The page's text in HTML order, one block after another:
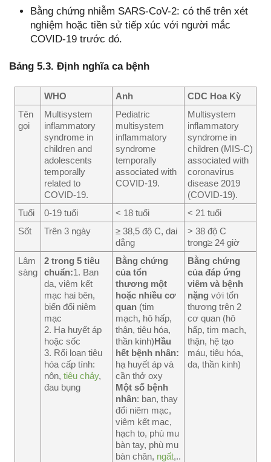
Bằng chứng nhiễm SARS-CoV-2: có thể trên xét
nghiệm hoặc tiền sử tiếp xúc với người mắc
COVID-19 trước đó.
Bảng 5.3. Định nghĩa ca bệnh
WHO Anh
CDC Hoa Kỳ
Tên
gọi
Multisystem
inflammatory
syndrome in
children and
adolescents
temporally
related to
COVID-19.
Pediatric
multisystem
inflammatory
syndrome
temporally
associated with
COVID-19.
Multisystem
inflammatory
syndrome in
children (MIS-C)
associated with
coronavirus
disease 2019
(COVID-19).
Tuổi
0-19 tuổi < 18 tuổi
< 21 tuổi
Sốt
Trên 3 ngày
≥ 38,5 độ C, dai
dẳng
> 38 độ C
trong≥ 24 giờ
Lâm
sàng
2 trong 5 tiêu
chuẩn:1. Ban
da, viêm kết
mạc hai bên,
biến đổi niêm
mạc
2. Hạ huyết áp
hoặc sốc
3. Rối loạn tiêu
hóa cấp tính:
nôn, tiêu chảy,
đau bụng
Bằng chứng
của tổn
thương một
hoặc nhiều cơ
quan (tim
mạch, hô hấp,
thận, tiêu hóa,
thần kinh)Hầu
hết bệnh nhân:
hạ huyết áp và
cần thở oxy
Một số bệnh
nhân: ban, thay
đổi niêm mạc,
viêm kết mạc,
hạch to, phù mu
bàn tay, phù mu
bàn chân, ngất,..
Bằng chứng
của đáp ứng
viêm và bệnh
nặng với tổn
thương trên 2
cơ quan (hô
hấp, tim mạch,
thận, hệ tạo
máu, tiêu hóa,
da, thần kinh)